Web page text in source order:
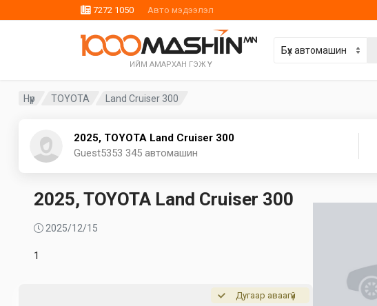
7272 1050 Авто мэдээлэл
ИЙМ АМАРХАН ГЭЖ ҮҮ
Нүүр TOYOTA Land Cruiser 300
2025, TOYOTA Land Cruiser 300
Guest5353 345 автомашин
2025, TOYOTA Land Cruiser 300
2025/12/15
1
Дугаар аваагүй